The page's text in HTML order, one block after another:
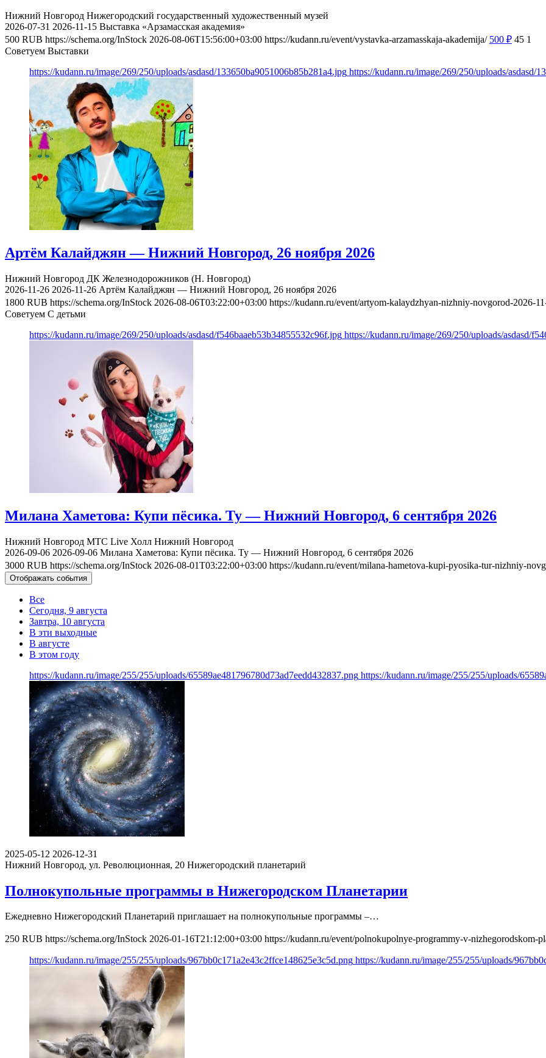
Нижний Новгород Нижегородский государственный художественный музей
2026-07-31 2026-11-15 Выставка «Арзамасская академия»
500 RUB https://schema.org/InStock 2026-08-06T15:56:00+03:00 https://kudann.ru/event/vystavka-arzamasskaja-akademija/ 500 ₽ 45 1
Советуем Выставки
https://kudann.ru/image/269/250/uploads/asdasd/133650ba9051006b85b281a4.jpg https://kudann.ru/image/269/250/uploads/asdasd/
Артём Калайджян — Нижний Новгород, 26 ноября 2026
Нижний Новгород ДК Железнодорожников (Н. Новгород)
2026-11-26 2026-11-26 Артём Калайджян — Нижний Новгород, 26 ноября 2026
1800 RUB https://schema.org/InStock 2026-08-06T03:22:00+03:00 https://kudann.ru/event/artyom-kalaydzhyan-nizhniy-novgorod-2026-
Советуем С детьми
https://kudann.ru/image/269/250/uploads/asdasd/f546baaeb53b34855532c96f.jpg https://kudann.ru/image/269/250/uploads/asdasd/
Милана Хаметова: Купи пёсика. Ту — Нижний Новгород, 6 сентября 2026
Нижний Новгород МТС Live Холл Нижний Новгород
2026-09-06 2026-09-06 Милана Хаметова: Купи пёсика. Ту — Нижний Новгород, 6 сентября 2026
3000 RUB https://schema.org/InStock 2026-08-01T03:22:00+03:00 https://kudann.ru/event/milana-hametova-kupi-pyosika-tur-nizhniy-
Отображать события
Все
Сегодня, 9 августа
Завтра, 10 августа
В эти выходные
В августе
В этом году
https://kudann.ru/image/255/255/uploads/65589ae481796780d73ad7eedd432837.png https://kudann.ru/image/255/255/uploads/
2025-05-12 2026-12-31
Нижний Новгород, ул. Революционная, 20 Нижегородский планетарий
Полнокупольные программы в Нижегородском Планетарии
Ежедневно Нижегородский Планетарий приглашает на полнокупольные программы –…
250 RUB https://schema.org/InStock 2026-01-16T21:12:00+03:00 https://kudann.ru/event/polnokupolnye-programmy-v-nizhegorodskom-
https://kudann.ru/image/255/255/uploads/967bb0c171a2e43c2ffce148625e3c5d.png https://kudann.ru/image/255/255/uploads/